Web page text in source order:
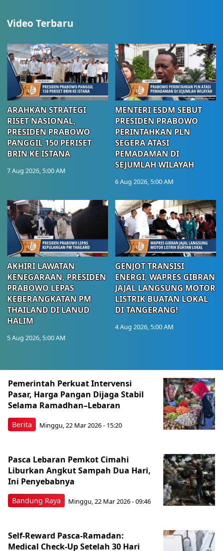
Video Terbaru
ARAHKAN STRATEGI
RISET NASIONAL,
PRESIDEN PRABOWO
PANGGIL 150 PERISET
BRIN KE ISTANA
7 Aug 2026, 5:00 AM
MENTERI ESDM SEBUT
PRESIDEN PRABOWO
PERINTAHKAN PLN
SEGERA ATASI
PEMADAMAN DI
SEJUMLAH WILAYAH
6 Aug 2026, 5:00 AM
AKHIRI LAWATAN
KENEGARAAN, PRESIDEN
PRABOWO LEPAS
KEBERANGKATAN PM
THAILAND DI LANUD
HALIM
5 Aug 2026, 5:00 AM
GENJOT TRANSISI
ENERGI, WAPRES GIBRAN
JAJAL LANGSUNG MOTOR
LISTRIK BUATAN LOKAL
DI TANGERANG!
4 Aug 2026, 5:00 AM
Berita
Pemerintah Perkuat Intervensi
Pasar, Harga Pangan Dijaga Stabil
Selama Ramadhan–Lebaran
Minggu, 22 Mar 2026 - 15:20
Bandung Raya
Pasca Lebaran Pemkot Cimahi
Liburkan Angkut Sampah Dua Hari,
Ini Penyebabnya
Minggu, 22 Mar 2026 - 09:46
Self-Reward Pasca-Ramadan:
Medical Check-Up Setelah 30 Hari